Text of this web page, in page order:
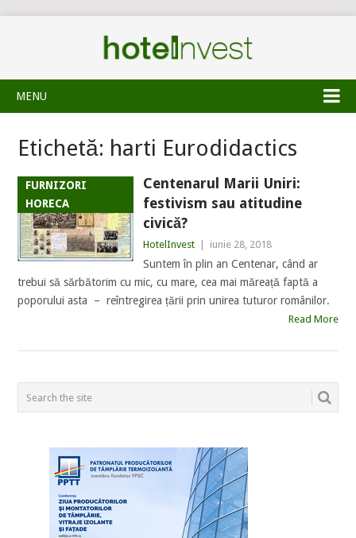
MENU
Etichetă: harti Eurodidactics
FURNIZORI
HORECA
Centenarul Marii Uniri:
festivism sau atitudine
civică?
HotelInvest iunie 28, 2018
Suntem în plin an Centenar, când ar
trebui să sărbătorim cu mic, cu mare, cea mai măreață faptă a
poporului asta – reîntregirea țării prin unirea tuturor românilor.
Read More
POSTS
NAVIGATION